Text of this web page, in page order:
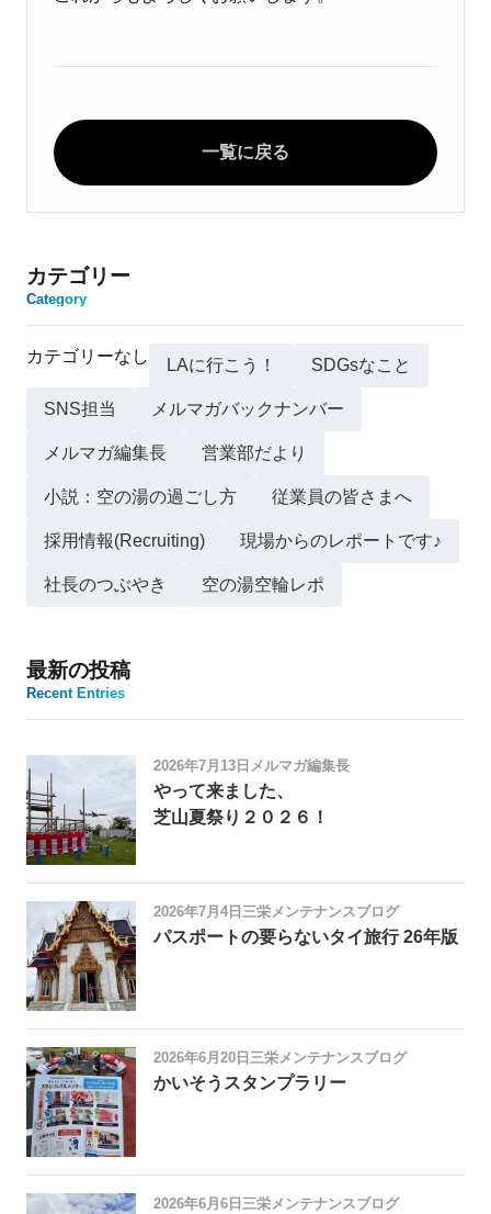
一覧に戻る
カテゴリー
Category
カテゴリーなし LAに行こう！ SDGsなこと
SNS担当 メルマガバックナンバー
メルマガ編集長 営業部だより
小説：空の湯の過ごし方 従業員の皆さまへ
採用情報(Recruiting) 現場からのレポートです♪
社長のつぶやき 空の湯空輪レポ
最新の投稿
Recent Entries
2026年7月13日 メルマガ編集長
やって来ました、
芝山夏祭り２０２６！
2026年7月4日 三栄メンテナンスブログ
パスポートの要らないタイ旅行 26年版
2026年6月20日 三栄メンテナンスブログ
かいそうスタンプラリー
2026年6月6日 三栄メンテナンスブログ